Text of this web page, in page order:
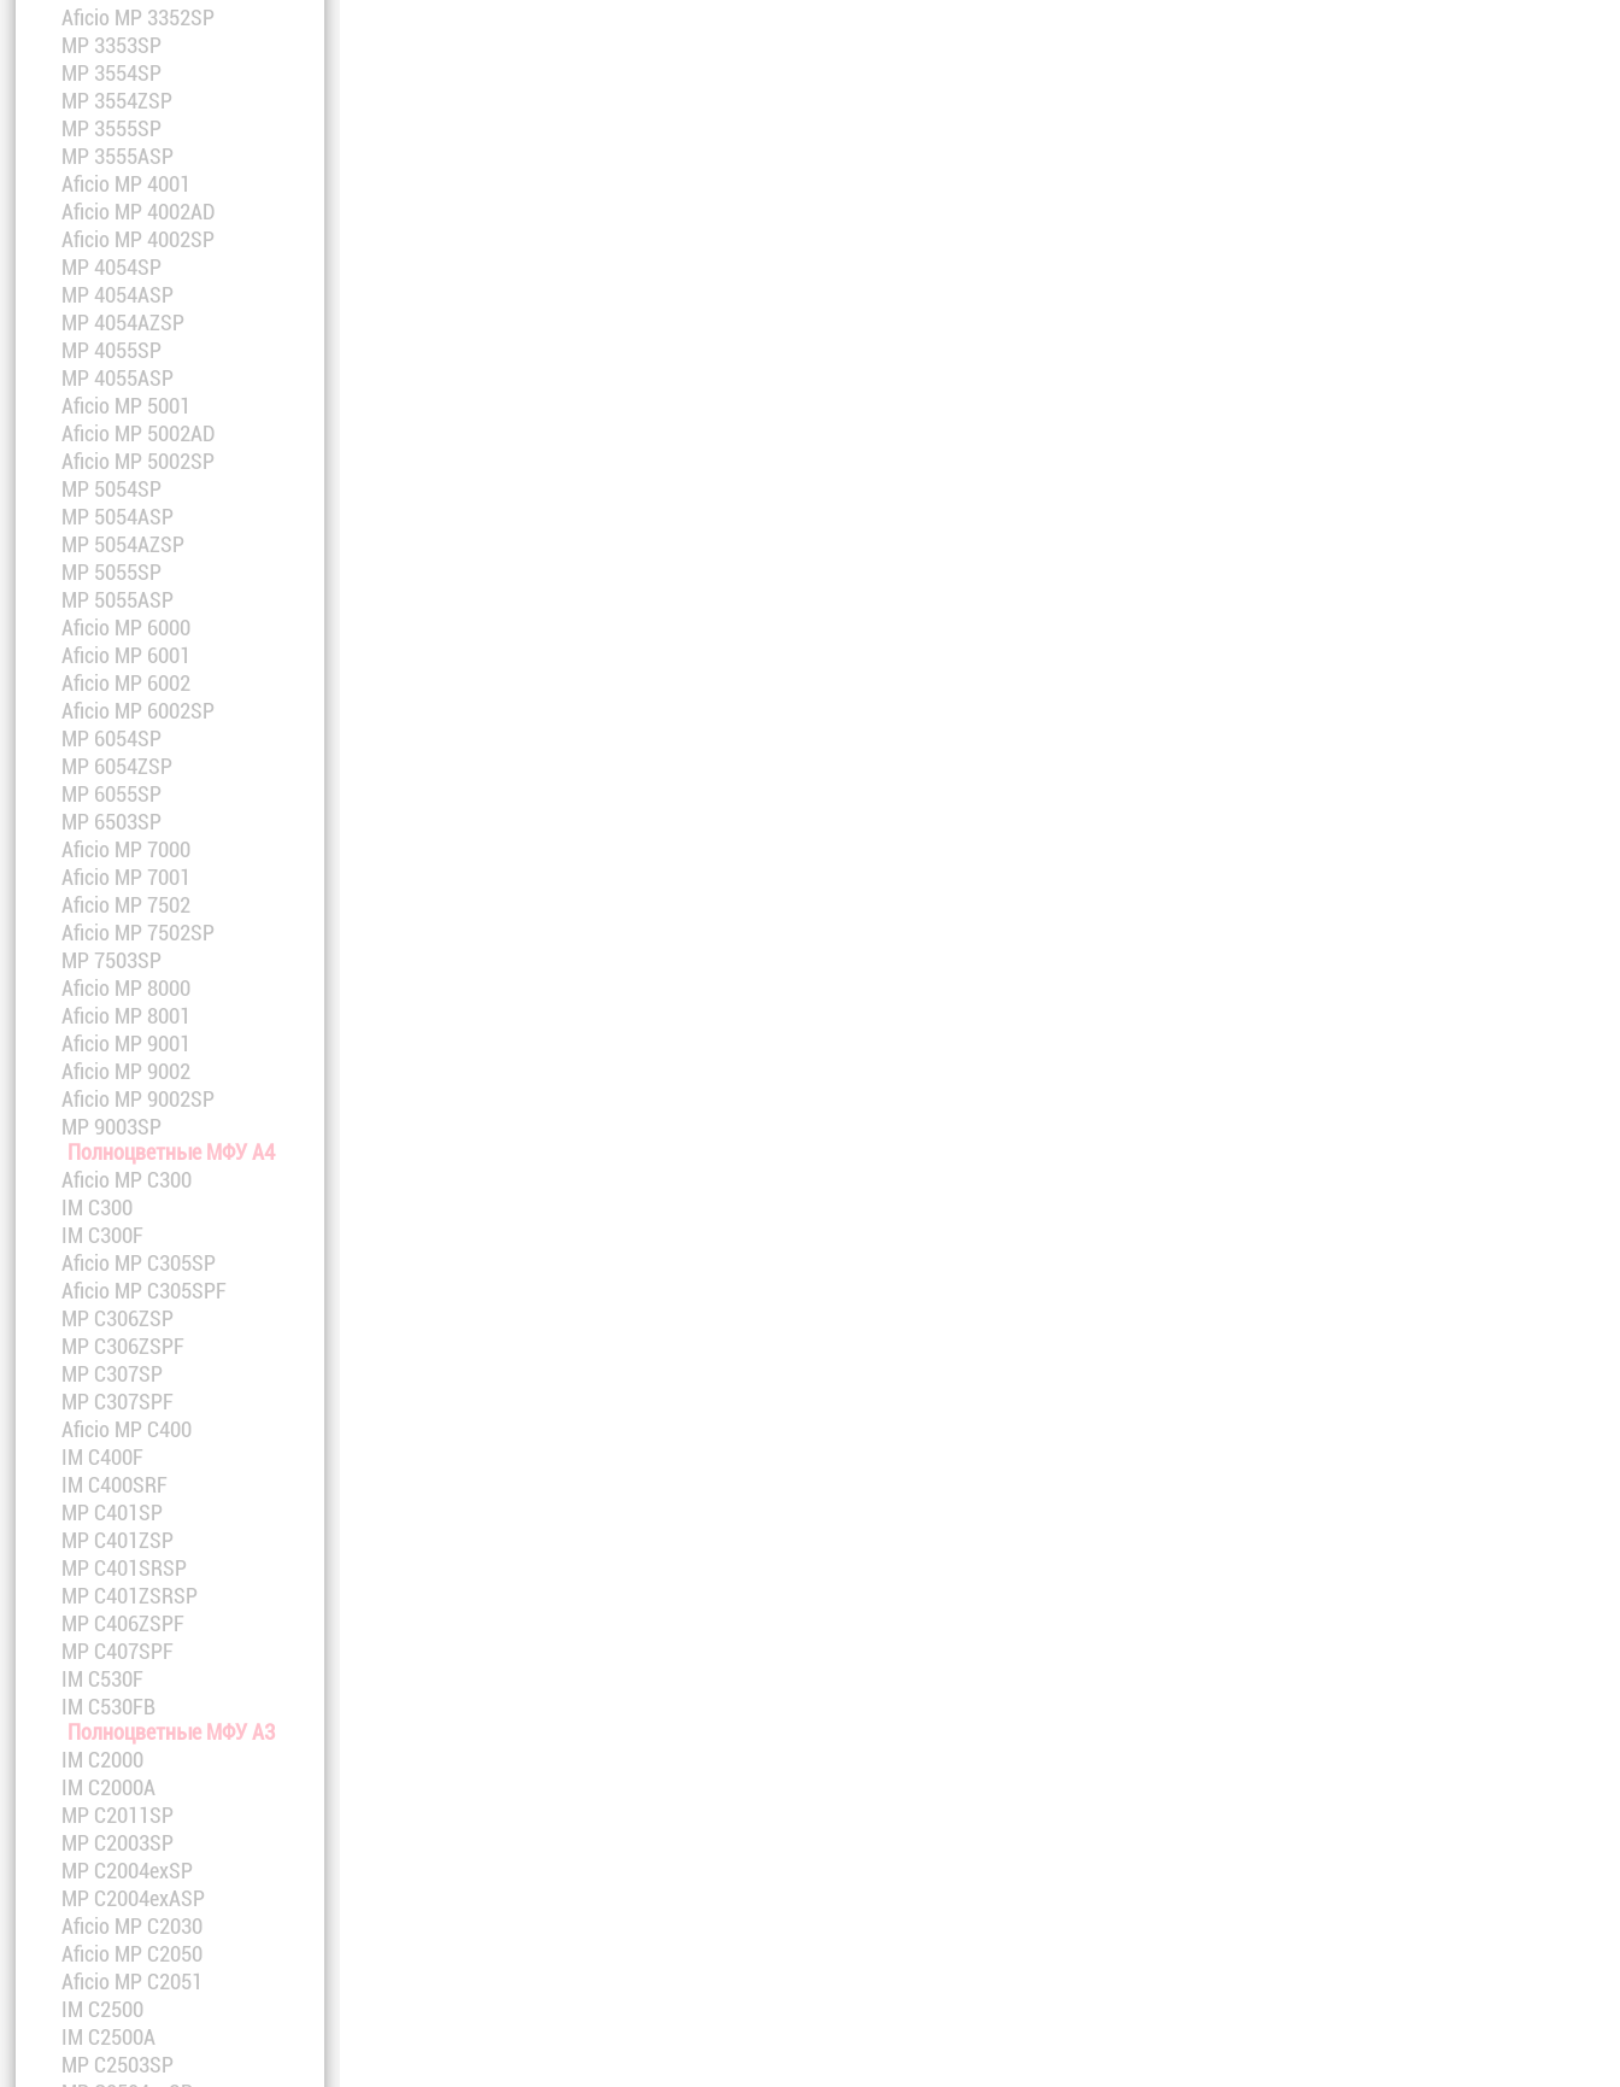
Aficio MP 3352SP
MP 3353SP
MP 3554SP
MP 3554ZSP
MP 3555SP
MP 3555ASP
Aficio MP 4001
Aficio MP 4002AD
Aficio MP 4002SP
MP 4054SP
MP 4054ASP
MP 4054AZSP
MP 4055SP
MP 4055ASP
Aficio MP 5001
Aficio MP 5002AD
Aficio MP 5002SP
MP 5054SP
MP 5054ASP
MP 5054AZSP
MP 5055SP
MP 5055ASP
Aficio MP 6000
Aficio MP 6001
Aficio MP 6002
Aficio MP 6002SP
MP 6054SP
MP 6054ZSP
MP 6055SP
MP 6503SP
Aficio MP 7000
Aficio MP 7001
Aficio MP 7502
Aficio MP 7502SP
MP 7503SP
Aficio MP 8000
Aficio MP 8001
Aficio MP 9001
Aficio MP 9002
Aficio MP 9002SP
MP 9003SP
Полноцветные МФУ A4
Aficio MP C300
IM C300
IM C300F
Aficio MP C305SP
Aficio MP C305SPF
MP C306ZSP
MP C306ZSPF
MP C307SP
MP C307SPF
Aficio MP C400
IM C400F
IM C400SRF
MP C401SP
MP C401ZSP
MP C401SRSP
MP C401ZSRSP
MP C406ZSPF
MP C407SPF
IM C530F
IM C530FB
Полноцветные МФУ A3
IM C2000
IM C2000A
MP C2011SP
MP C2003SP
MP C2004exSP
MP C2004exASP
Aficio MP C2030
Aficio MP C2050
Aficio MP C2051
IM C2500
IM C2500A
MP C2503SP